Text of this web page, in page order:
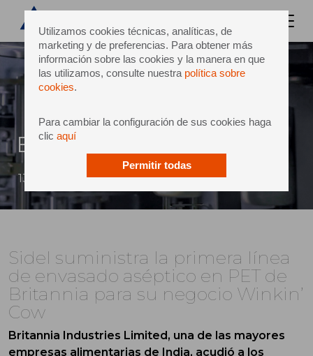
Utilizamos cookies técnicas, analíticas, de
marketing y de preferencias. Para obtener más
información sobre las cookies y la manera en que
las utilizamos, consulte nuestra política sobre
cookies.
Para cambiar la configuración de sus cookies haga
clic aquí
Permitir todas
Britannia Industries
13 Febrero 2026
Sidel suministra la primera línea
de envasado aséptico en PET de
Britannia para su negocio Winkin’
Cow
Britannia Industries Limited, una de las mayores
empresas alimentarias de India, acudió a los